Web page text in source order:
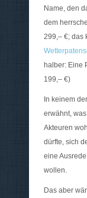
Name, den
dem
299,– €; das
halber: Eine
199,– €)
In keinem
erwähnt,
Akteuren
dürfte, sich
eine
wollen.
Das aber